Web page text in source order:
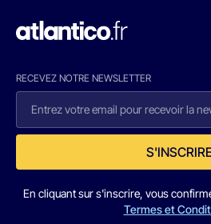
RECEVEZ NOTRE NEWSLETTER
En cliquant sur s'inscrire, vous
Termes et